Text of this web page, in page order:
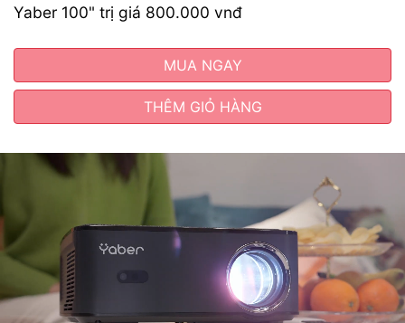
Yaber 100" trị giá 800.000 vnđ
MUA NGAY
THÊM GIỎ HÀNG